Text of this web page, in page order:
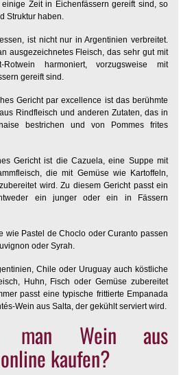
Zeit in Eichenfässern gereift sind, so
Struktur haben.
ist nicht nur in Argentinien verbreitet.
ausgezeichnetes Fleisch, das sehr gut mit
Rotwein harmoniert, vorzugsweise mit
gereift sind.
Gericht par excellence ist das berühmte
Rindfleisch und anderen Zutaten, das in
bestrichen und von Pommes frites
Gericht ist die Cazuela, eine Suppe mit
die mit Gemüse wie Kartoffeln,
wird. Zu diesem Gericht passt ein
ein junger oder ein in Fässern
wie Pastel de Choclo oder Curanto passen
oder Syrah.
Chile oder Uruguay auch köstliche
Huhn, Fisch oder Gemüse zubereitet
passt eine typische frittierte Empanada
Wein aus Salta, der gekühlt serviert wird.
man Wein aus
kaufen?